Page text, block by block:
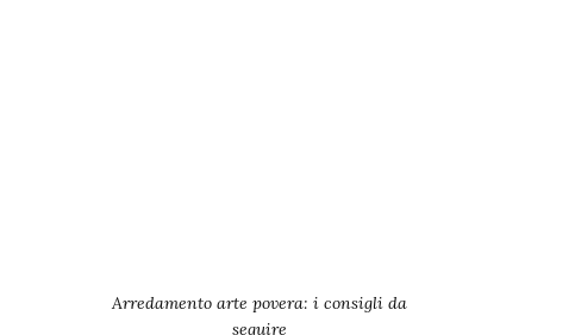
Arredamento arte povera: i consigli da
seguire